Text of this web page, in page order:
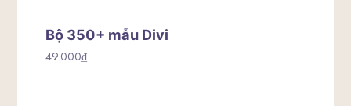
Bộ 350+ mẫu Divi
49.000₫